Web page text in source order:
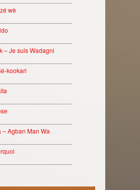
wè
– Je suis Wadagni
kookari
Agban Man Wa